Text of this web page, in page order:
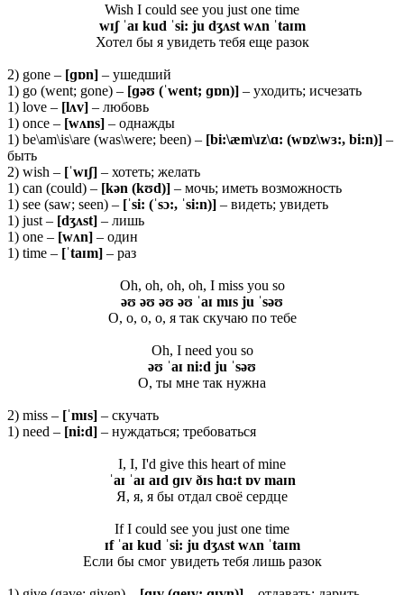
Wish I could see you just one time
wɪʃ ˈaɪ kud ˈsi: ju dʒʌst wʌn ˈtaɪm
Хотел бы я увидеть тебя еще разок
2) gone – [ɡɒn] – ушедший
1) go (went; gone) – [ɡəʊ (ˈwent; ɡɒn)] – уходить; исчезать
1) love – [lʌv] – любовь
1) once – [wʌns] – однажды
1) be\am\is\are (was\were; been) – [bi:\æm\ɪz\ɑ: (wɒz\wɜ:, bi:n)] –
быть
2) wish – [ˈwɪʃ] – хотеть; желать
1) can (could) – [kən (kʊd)] – мочь; иметь возможность
1) see (saw; seen) – [ˈsi: (ˈsɔ:, ˈsi:n)] – видеть; увидеть
1) just – [dʒʌst] – лишь
1) one – [wʌn] – один
1) time – [ˈtaɪm] – раз
Oh, oh, oh, oh, I miss you so
əʊ əʊ əʊ əʊ ˈaɪ mɪs ju ˈsəʊ
О, о, о, о, я так скучаю по тебе
Oh, I need you so
əʊ ˈaɪ ni:d ju ˈsəʊ
О, ты мне так нужна
2) miss – [ˈmɪs] – скучать
1) need – [ni:d] – нуждаться; требоваться
I, I, I'd give this heart of mine
ˈaɪ ˈaɪ aɪd ɡɪv ðɪs hɑ:t ɒv maɪn
Я, я, я бы отдал своё сердце
If I could see you just one time
ɪf ˈaɪ kud ˈsi: ju dʒʌst wʌn ˈtaɪm
Если бы смог увидеть тебя лишь разок